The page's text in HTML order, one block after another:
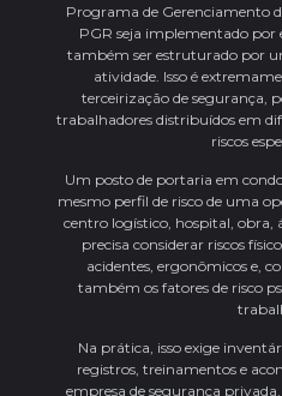
Programa de Gerenciamento
PGR seja implementado por
também ser estruturado por
atividade. Isso é
terceirização de segurança,
trabalhadores distribuídos em
riscos
Um posto de portaria em
mesmo perfil de risco de uma
centro logístico, hospital, obra,
precisa considerar riscos
acidentes, ergonômicos e,
também os fatores de risco
Na prática, isso exige
registros, treinamentos e
empresa de segurança